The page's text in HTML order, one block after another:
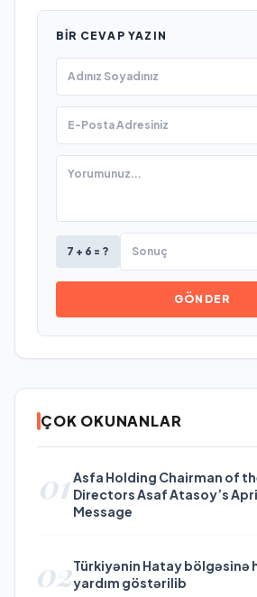
BIR CEVAP YAZIN
7 + 6 = ?
GÖNDER
ÇOK OKUNANLAR
01Asfa Holding Chairman of
Directors Asaf Atasoy’s
Message
02Türkiyənin Hatay bölgəsinə
yardım göstərilib